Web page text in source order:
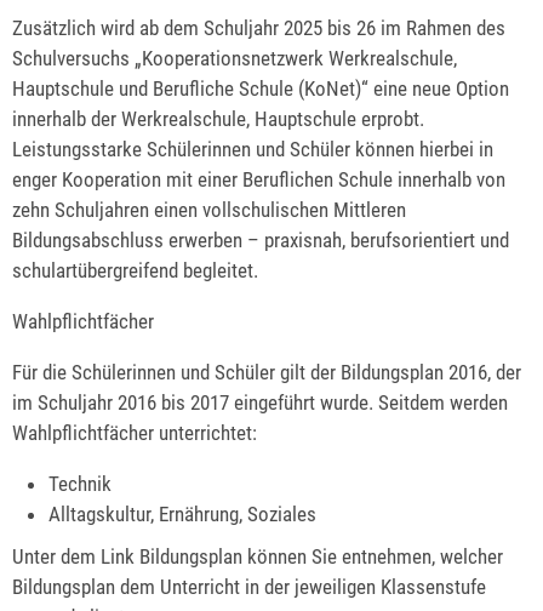
Zusätzlich wird ab dem Schuljahr 2025 bis 26 im Rahmen des
Schulversuchs „Kooperationsnetzwerk Werkrealschule,
Hauptschule und Berufliche Schule (KoNet)“ eine neue Option
innerhalb der Werkrealschule, Hauptschule erprobt.
Leistungsstarke Schülerinnen und Schüler können hierbei in
enger Kooperation mit einer Beruflichen Schule innerhalb von
zehn Schuljahren einen vollschulischen Mittleren
Bildungsabschluss erwerben – praxisnah, berufsorientiert und
schulartübergreifend begleitet.
Wahlpflichtfächer
Für die Schülerinnen und Schüler gilt der Bildungsplan 2016, der
im Schuljahr 2016 bis 2017 eingeführt wurde. Seitdem werden
Wahlpflichtfächer unterrichtet:
Technik
Alltagskultur, Ernährung, Soziales
Unter dem Link Bildungsplan können Sie entnehmen, welcher
Bildungsplan dem Unterricht in der jeweiligen Klassenstufe